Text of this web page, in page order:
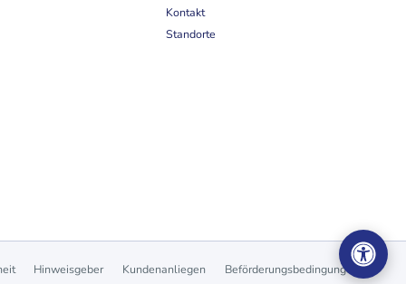
Kontakt
Standorte
Hinweisgeber Kundenanliegen Beförderungsbedingungen